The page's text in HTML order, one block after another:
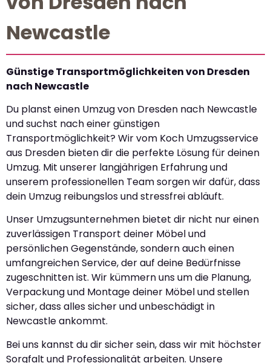
Newcastle
Günstige Transportmöglichkeiten von Dresden
nach Newcastle
Du planst einen Umzug von Dresden nach Newcastle
und suchst nach einer günstigen
Transportmöglichkeit? Wir vom Koch Umzugsservice
aus Dresden bieten dir die perfekte Lösung für deinen
Umzug. Mit unserer langjährigen Erfahrung und
unserem professionellen Team sorgen wir dafür, dass
dein Umzug reibungslos und stressfrei abläuft.
Unser Umzugsunternehmen bietet dir nicht nur einen
zuverlässigen Transport deiner Möbel und
persönlichen Gegenstände, sondern auch einen
umfangreichen Service, der auf deine Bedürfnisse
zugeschnitten ist. Wir kümmern uns um die Planung,
Verpackung und Montage deiner Möbel und stellen
sicher, dass alles sicher und unbeschädigt in
Newcastle ankommt.
Bei uns kannst du dir sicher sein, dass wir mit höchster
Sorgfalt und Professionalität arbeiten. Unsere